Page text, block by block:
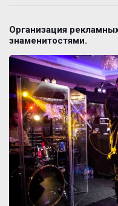
Организация
знаменитостями.